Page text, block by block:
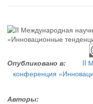
Опубликовано в:
II
конференция
Авторы: